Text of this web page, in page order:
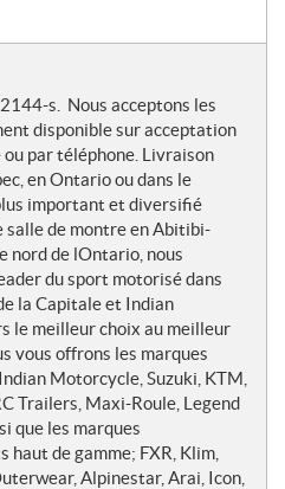
s. Nous acceptons les
disponible sur acceptation
par téléphone. Livraison
en Ontario ou dans le
important et diversifié
salle de montre en Abitibi-
nord de lOntario, nous
du sport motorisé dans
la Capitale et Indian
le meilleur choix au meilleur
vous offrons les marques
Motorcycle, Suzuki, KTM,
Trailers, Maxi-Roule, Legend
que les marques
de gamme; FXR, Klim,
Alpinestar, Arai, Icon,